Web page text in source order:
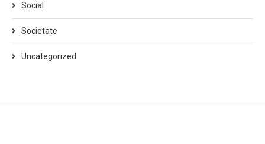
Social
Societate
Uncategorized